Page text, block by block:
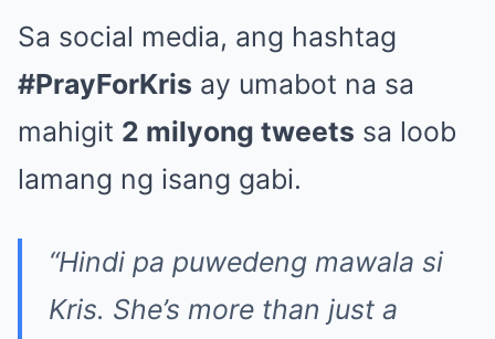
Sa social media, ang hashtag
#PrayForKris ay umabot na sa
mahigit 2 milyong tweets sa loob
lamang ng isang gabi.
“Hindi pa puwedeng mawala si
Kris. She’s more than just a